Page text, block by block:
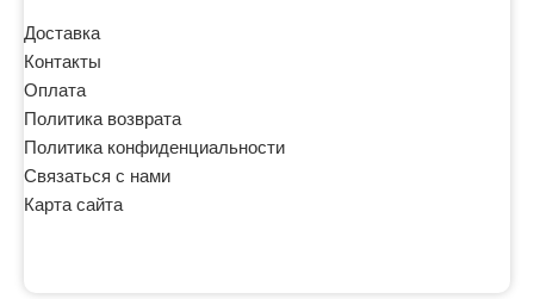
Доставка
Контакты
Оплата
Политика возврата
Политика конфиденциальности
Связаться с нами
Карта сайта